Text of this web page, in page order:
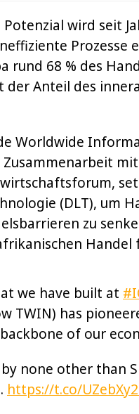
wird seit
Prozesse
rund 68 % des
Anteil des
Worldwide
(DLT), um
zu
Handel
we have built at
TWIN) has
of our
none other than
https://t.co/